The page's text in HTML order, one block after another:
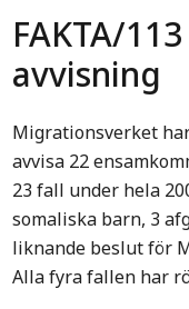
FAKTA/
avvisning
Migrationsverket
avvisa 22
23 fall under hela
somaliska barn, 3
liknande beslut för
Alla fyra fallen har